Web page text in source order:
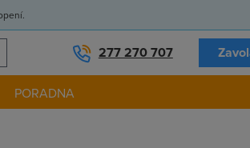
277 270 707
PORADNA